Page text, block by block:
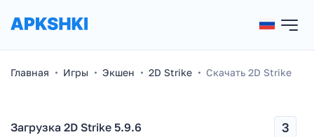
Главная Игры Экшен 2D Strike Скачать 2D Strike
Загрузка 2D Strike 5.9.6 3